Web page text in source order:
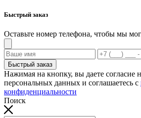
Быстрый заказ
Оставьте номер телефона, чтобы мы
Быстрый заказ
Нажимая на кнопку, вы даете согласие
персональных данных и соглашаетесь с
конфиденциальности
Поиск